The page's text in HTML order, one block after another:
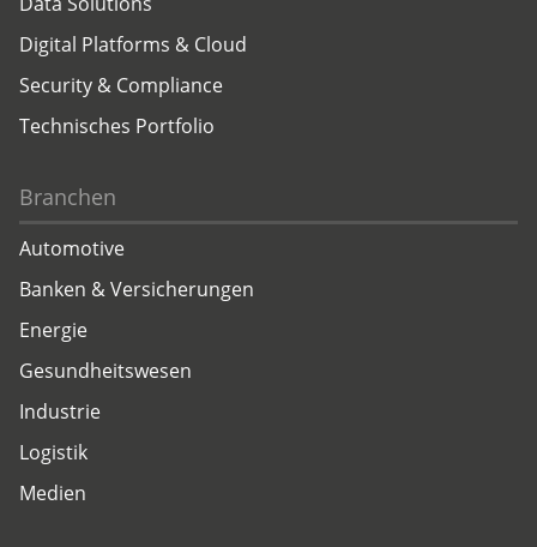
Digital Platforms & Cloud
Security & Compliance
Technisches Portfolio
Branchen
Automotive
Banken & Versicherungen
Energie
Gesundheitswesen
Industrie
Logistik
Medien